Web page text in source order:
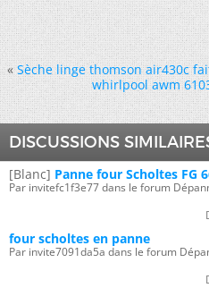
« Sèche linge thomson air430c
whirlpool awm
DISCUSSIONS
[Blanc] Panne four Scholtes FG
Par invitefc1f3e77 dans le forum
four scholtes en panne
Par invite7091da5a dans le forum